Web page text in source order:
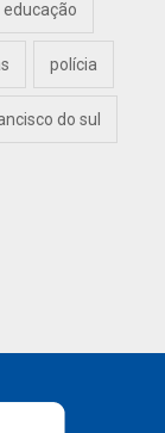
educação
polícia
do sul